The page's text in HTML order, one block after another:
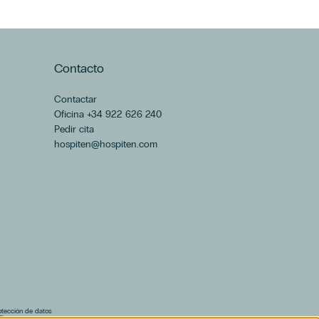
Contacto
Contactar
Oficina +34 922 626 240
Pedir cita
hospiten@hospiten.com
de datos